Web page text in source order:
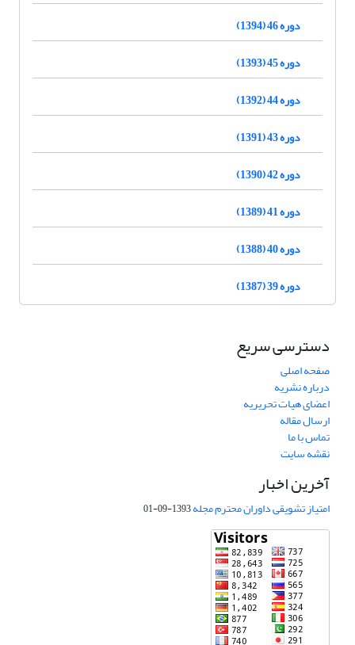
دوره 46 (1394)
دوره 45 (1393)
دوره 44 (1392)
دوره 43 (1391)
دوره 42 (1390)
دوره 41 (1389)
دوره 40 (1388)
دوره 39 (1387)
دسترسی سریع
صفحه اصلی
درباره نشریه
اعضای هیات تحریریه
ارسال مقاله
تماس با ما
نقشه سایت
آخرین اخبار
امتیاز تشویقی داوران محترم مجله1393-09-01